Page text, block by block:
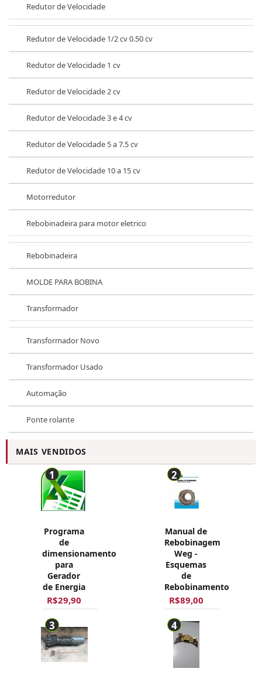
Redutor de Velocidade
Redutor de Velocidade 1/2 cv 0.50 cv
Redutor de Velocidade 1 cv
Redutor de Velocidade 2 cv
Redutor de Velocidade 3 e 4 cv
Redutor de Velocidade 5 a 7.5 cv
Redutor de Velocidade 10 a 15 cv
Motorredutor
Rebobinadeira para motor eletrico
Rebobinadeira
MOLDE PARA BOBINA
Transformador
Transformador Novo
Transformador Usado
Automação
Ponte rolante
MAIS VENDIDOS
1
Programa
de
dimensionamento
para
Gerador
de Energia
R$29,90
2
Manual de
Rebobinagem
Weg -
Esquemas
de
Rebobinamento
R$89,00
3 4